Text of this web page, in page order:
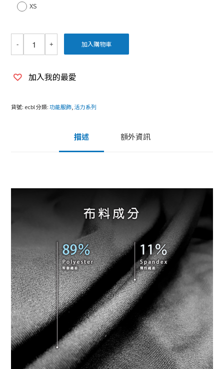
XS
加入購物車
加入我的最愛
貨號: ecbl 分類:功能服飾 ,活力系列
描述 額外資訊